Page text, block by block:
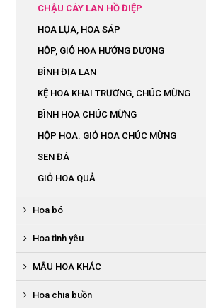
buồn
Hoa
đám
HOA
KHÁC
Bò
hoa
Bục
biểu
chạy
CHẬU CÂY LAN HỒ ĐIỆP
HOA LỤA, HOA SÁP
HỘP, GIỎ HOA HƯỚNG DƯƠNG
BÌNH ĐỊA LAN
KỆ HOA KHAI TRƯƠNG, CHÚC MỪNG
BÌNH HOA CHÚC MỪNG
HỘP HOA. GIỎ HOA CHÚC MỪNG
SEN ĐÁ
GIỎ HOA QUẢ
Hoa bó
BÓ HOA LỤA
BÓ HOA TỪ TIỀN
BÓ ĐỊA LAN
Hoa tình yêu
HOA SÁP
HỘP HOA LỤA TRÁI TIM
MẪU HOA KHÁC
HOA THEO MÙA
Hoa chia buồn